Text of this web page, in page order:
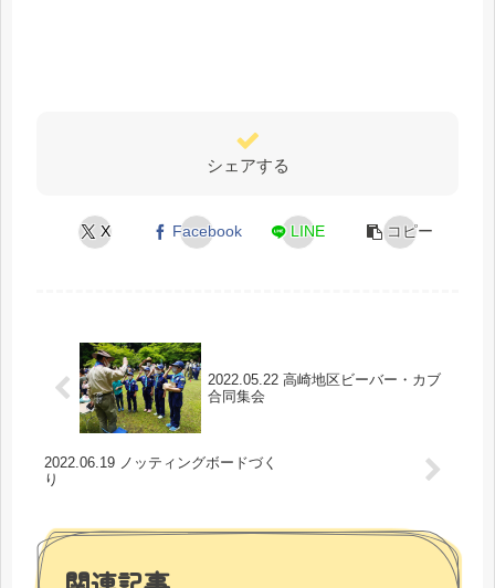
シェアする
X Facebook LINE コピー
2022.05.22 高崎地区ビーバー・カブ
合同集会
2022.06.19 ノッティングボードづく
り